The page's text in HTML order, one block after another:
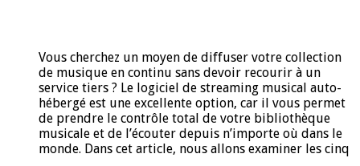
Vous cherchez un moyen de diffuser votre collection
de musique en continu sans devoir recourir à un
service tiers ? Le logiciel de streaming musical auto-
hébergé est une excellente option, car il vous permet
de prendre le contrôle total de votre bibliothèque
musicale et de l’écouter depuis n’importe où dans le
monde. Dans cet article, nous allons examiner les cinq